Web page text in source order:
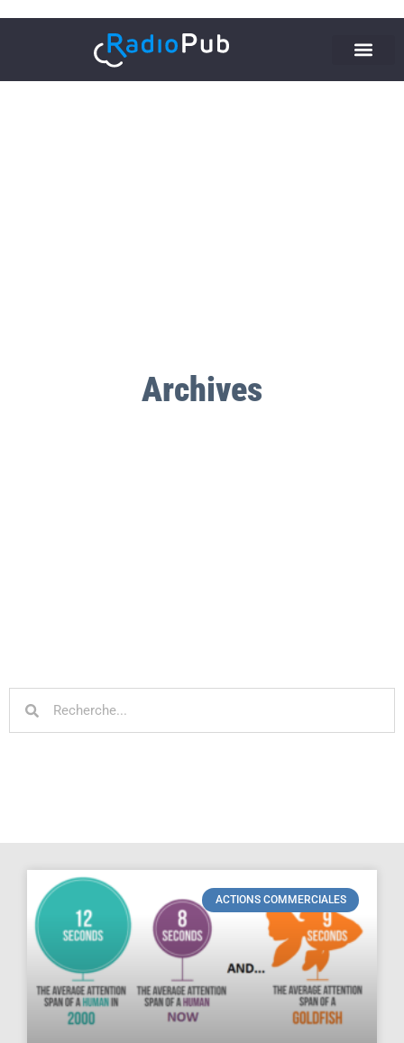
Archives
ACTIONS COMMERCIALES